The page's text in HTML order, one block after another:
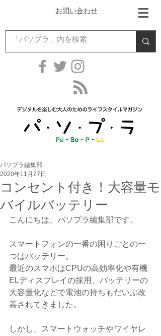
お問い合わせ
コンセント付き！大容量モ
バイルバッテリー
パソプラ編集部
2020年11月27日
こんにちは、パソプラ編集部です。
スマートフォンの一番の困りごとの一
つはバッテリー。
最近のスマホはCPUの高効率化や有機
ELディスプレイの採用、バッテリーの
大容量化などで電池の持ちもだいぶ改
善されてきました。
しかし、スマートウォッチやワイヤレ